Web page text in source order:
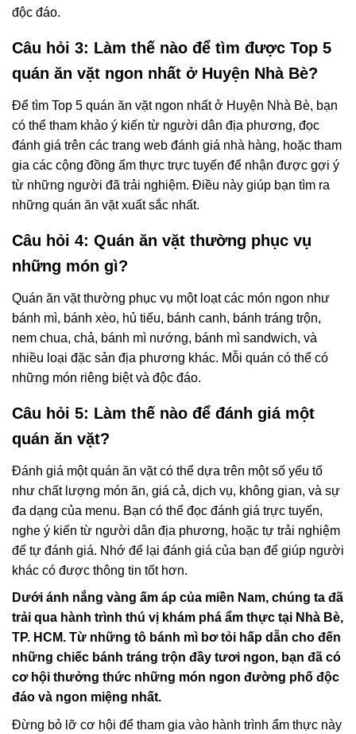
độc đáo.
Câu hỏi 3: Làm thế nào để tìm được Top 5
quán ăn vặt ngon nhất ở Huyện Nhà Bè?
Để tìm Top 5 quán ăn vặt ngon nhất ở Huyện Nhà Bè, bạn
có thể tham khảo ý kiến từ người dân địa phương, đọc
đánh giá trên các trang web đánh giá nhà hàng, hoặc tham
gia các cộng đồng ẩm thực trực tuyến để nhận được gợi ý
từ những người đã trải nghiệm. Điều này giúp bạn tìm ra
những quán ăn vặt xuất sắc nhất.
Câu hỏi 4: Quán ăn vặt thường phục vụ
những món gì?
Quán ăn vặt thường phục vụ một loạt các món ngon như
bánh mì, bánh xèo, hủ tiếu, bánh canh, bánh tráng trộn,
nem chua, chả, bánh mì nướng, bánh mì sandwich, và
nhiều loại đặc sản địa phương khác. Mỗi quán có thể có
những món riêng biệt và độc đáo.
Câu hỏi 5: Làm thế nào để đánh giá một
quán ăn vặt?
Đánh giá một quán ăn vặt có thể dựa trên một số yếu tố
như chất lượng món ăn, giá cả, dịch vụ, không gian, và sự
đa dạng của menu. Bạn có thể đọc đánh giá trực tuyến,
nghe ý kiến từ người dân địa phương, hoặc tự trải nghiệm
để tự đánh giá. Nhớ để lại đánh giá của bạn để giúp người
khác có được thông tin tốt hơn.
Dưới ánh nắng vàng ấm áp của miền Nam, chúng ta đã
trải qua hành trình thú vị khám phá ẩm thực tại Nhà Bè,
TP. HCM. Từ những tô bánh mì bơ tỏi hấp dẫn cho đến
những chiếc bánh tráng trộn đầy tươi ngon, bạn đã có
cơ hội thưởng thức những món ngon đường phố độc
đáo và ngon miệng nhất.
Đừng bỏ lỡ cơ hội để tham gia vào hành trình ẩm thực này